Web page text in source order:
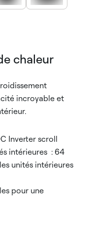
chaleur
incroyable et
Inverter scroll
intérieures : 64
unités intérieures
pour une